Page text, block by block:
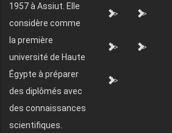
1957 à Assiut. Elle
considère comme
la première
université de Haute
Égypte à préparer
des diplômés avec
des connaissances
scientifiques.
"> ">
"> ">
">